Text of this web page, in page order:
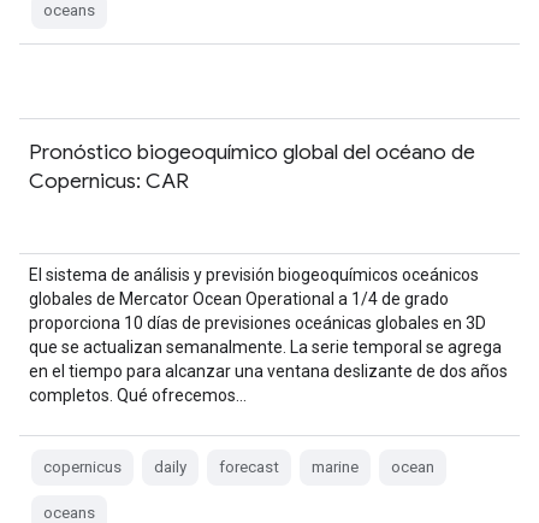
oceans
Pronóstico biogeoquímico global del océano de
Copernicus: CAR
El sistema de análisis y previsión biogeoquímicos oceánicos
globales de Mercator Ocean Operational a 1/4 de grado
proporciona 10 días de previsiones oceánicas globales en 3D
que se actualizan semanalmente. La serie temporal se agrega
en el tiempo para alcanzar una ventana deslizante de dos años
completos. Qué ofrecemos…
copernicus daily forecast marine ocean
oceans